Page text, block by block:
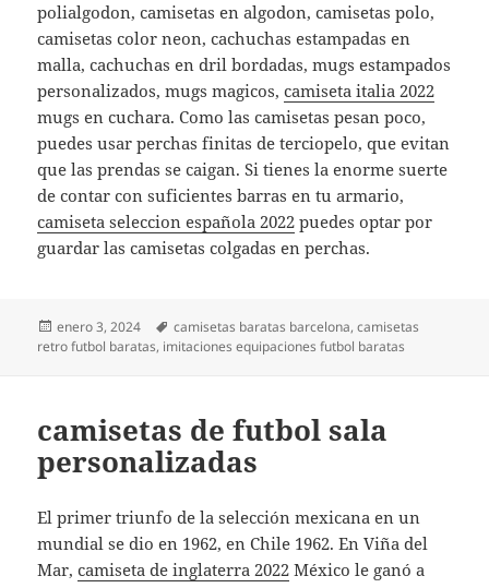
polialgodon, camisetas en algodon, camisetas polo,
camisetas color neon, cachuchas estampadas en
malla, cachuchas en dril bordadas, mugs estampados
personalizados, mugs magicos,camiseta italia 2022
mugs en cuchara. Como las camisetas pesan poco,
puedes usar perchas finitas de terciopelo, que evitan
que las prendas se caigan. Si tienes la enorme suerte
de contar con suficientes barras en tu armario,
camiseta seleccion española 2022 puedes optar por
guardar las camisetas colgadas en perchas.
Publicado
el
enero 3, 2024 Etiquetas
camisetas baratas barcelona,camisetas
retro futbol baratas, imitaciones equipaciones futbol baratas
camisetas de futbol sala
personalizadas
El primer triunfo de la selección mexicana en un
mundial se dio en 1962, en Chile 1962. En Viña del
Mar,camiseta de inglaterra 2022 México le ganó a